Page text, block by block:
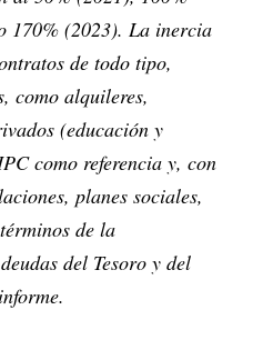
170% (2023). La inercia
de todo tipo,
como alquileres,
(educación y
como referencia y, con
planes sociales,
de la
del Tesoro y del